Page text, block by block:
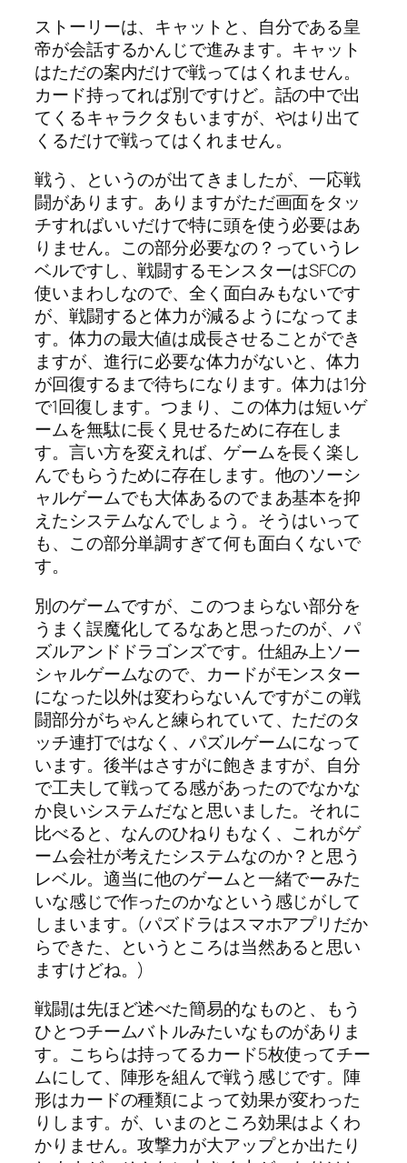
ストーリーは、キャットと、自分である皇
帝が会話するかんじで進みます。キャット
はただの案内だけで戦ってはくれません。
カード持ってれば別ですけど。話の中で出
てくるキャラクタもいますが、やはり出て
くるだけで戦ってはくれません。
戦う、というのが出てきましたが、一応戦
闘があります。ありますがただ画面をタッ
チすればいいだけで特に頭を使う必要はあ
りません。この部分必要なの？っていうレ
ベルですし、戦闘するモンスターはSFCの
使いまわしなので、全く面白みもないです
が、戦闘すると体力が減るようになってま
す。体力の最大値は成長させることができ
ますが、進行に必要な体力がないと、体力
が回復するまで待ちになります。体力は1分
で1回復します。つまり、この体力は短いゲ
ームを無駄に長く見せるために存在しま
す。言い方を変えれば、ゲームを長く楽し
んでもらうために存在します。他のソーシ
ャルゲームでも大体あるのでまあ基本を抑
えたシステムなんでしょう。そうはいって
も、この部分単調すぎて何も面白くないで
す。
別のゲームですが、このつまらない部分を
うまく誤魔化してるなあと思ったのが、パ
ズルアンドドラゴンズです。仕組み上ソー
シャルゲームなので、カードがモンスター
になった以外は変わらないんですがこの戦
闘部分がちゃんと練られていて、ただのタ
ッチ連打ではなく、パズルゲームになって
います。後半はさすがに飽きますが、自分
で工夫して戦ってる感があったのでなかな
か良いシステムだなと思いました。それに
比べると、なんのひねりもなく、これがゲ
ーム会社が考えたシステムなのか？と思う
レベル。適当に他のゲームと一緒でーみた
いな感じで作ったのかなという感じがして
しまいます。(パズドラはスマホアプリだか
らできた、というところは当然あると思い
ますけどね。)
戦闘は先ほど述べた簡易的なものと、もう
ひとつチームバトルみたいなものがありま
す。こちらは持ってるカード5枚使ってチー
ムにして、陣形を組んで戦う感じです。陣
形はカードの種類によって効果が変わった
りします。が、いまのところ効果はよくわ
かりません。攻撃力が大アップとか出たり